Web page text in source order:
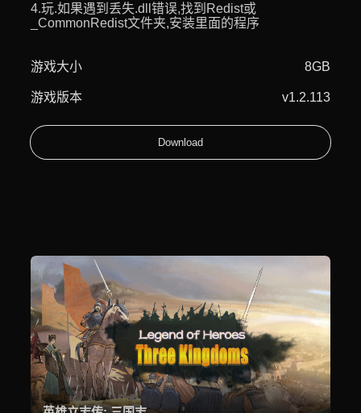
4.玩.如果遇到丢失.dll错误,找到Redist或
_CommonRedist文件夹,安装里面的程序
游戏大小 8GB
游戏版本 v1.2.113
Download